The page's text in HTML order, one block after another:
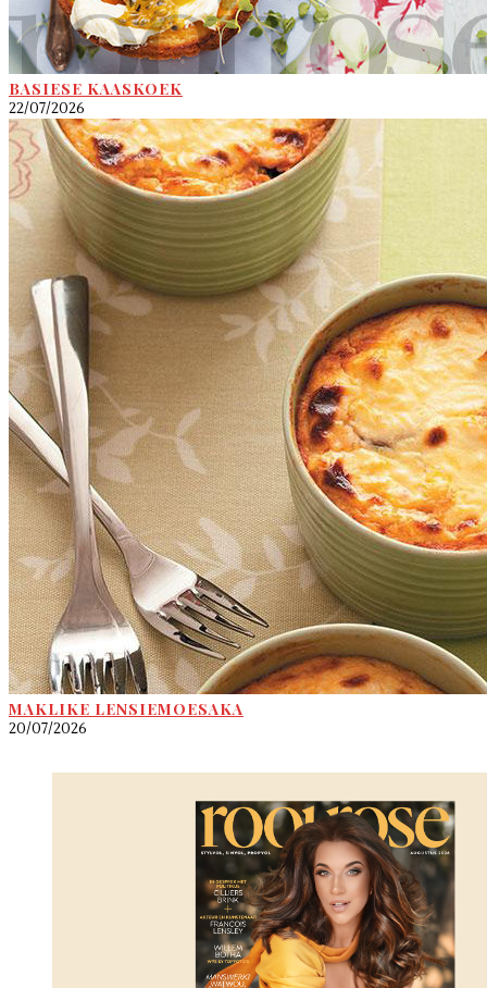
BASIESE KAASKOEK
22/07/2026
MAKLIKE LENSIEMOESAKA
20/07/2026